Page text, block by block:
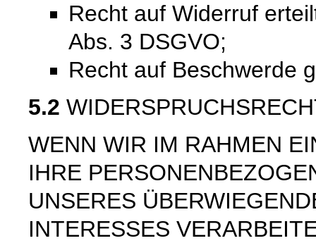
Recht auf Widerruf
Abs. 3 DSGVO;
Recht auf Beschwerde
5.2
WENN WIR IM RAHMEN
IHRE
UNSERES
INTERESSES